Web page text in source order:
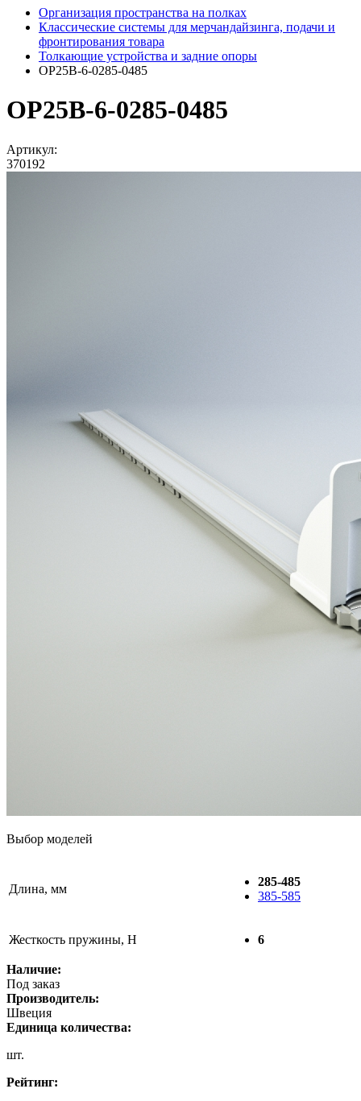
Организация пространства на полках
Классические системы для мерчандайзинга, подачи и
фронтирования товара
Толкающие устройства и задние опоры
OP25B-6-0285-0485
OP25B-6-0285-0485
Артикул:
370192
Выбор моделей
Длина, мм
285-485
385-585
Жесткость пружины, Н 6
Наличие:
Под заказ
Производитель:
Швеция
Единица количества:
шт.
Рейтинг: